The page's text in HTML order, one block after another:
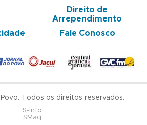
Direito de
Arrependimento
Fale Conosco
Todos os direitos reservados.
S-Info
SMaq